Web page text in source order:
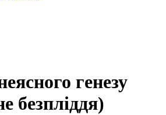
генезу
безпліддя)